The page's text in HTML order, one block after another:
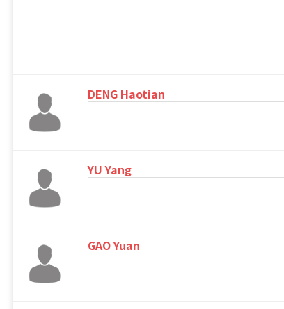
DENG Haotian
YU Yang
GAO Yuan